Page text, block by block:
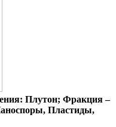
Плутон; Фракция –
Пластиды,